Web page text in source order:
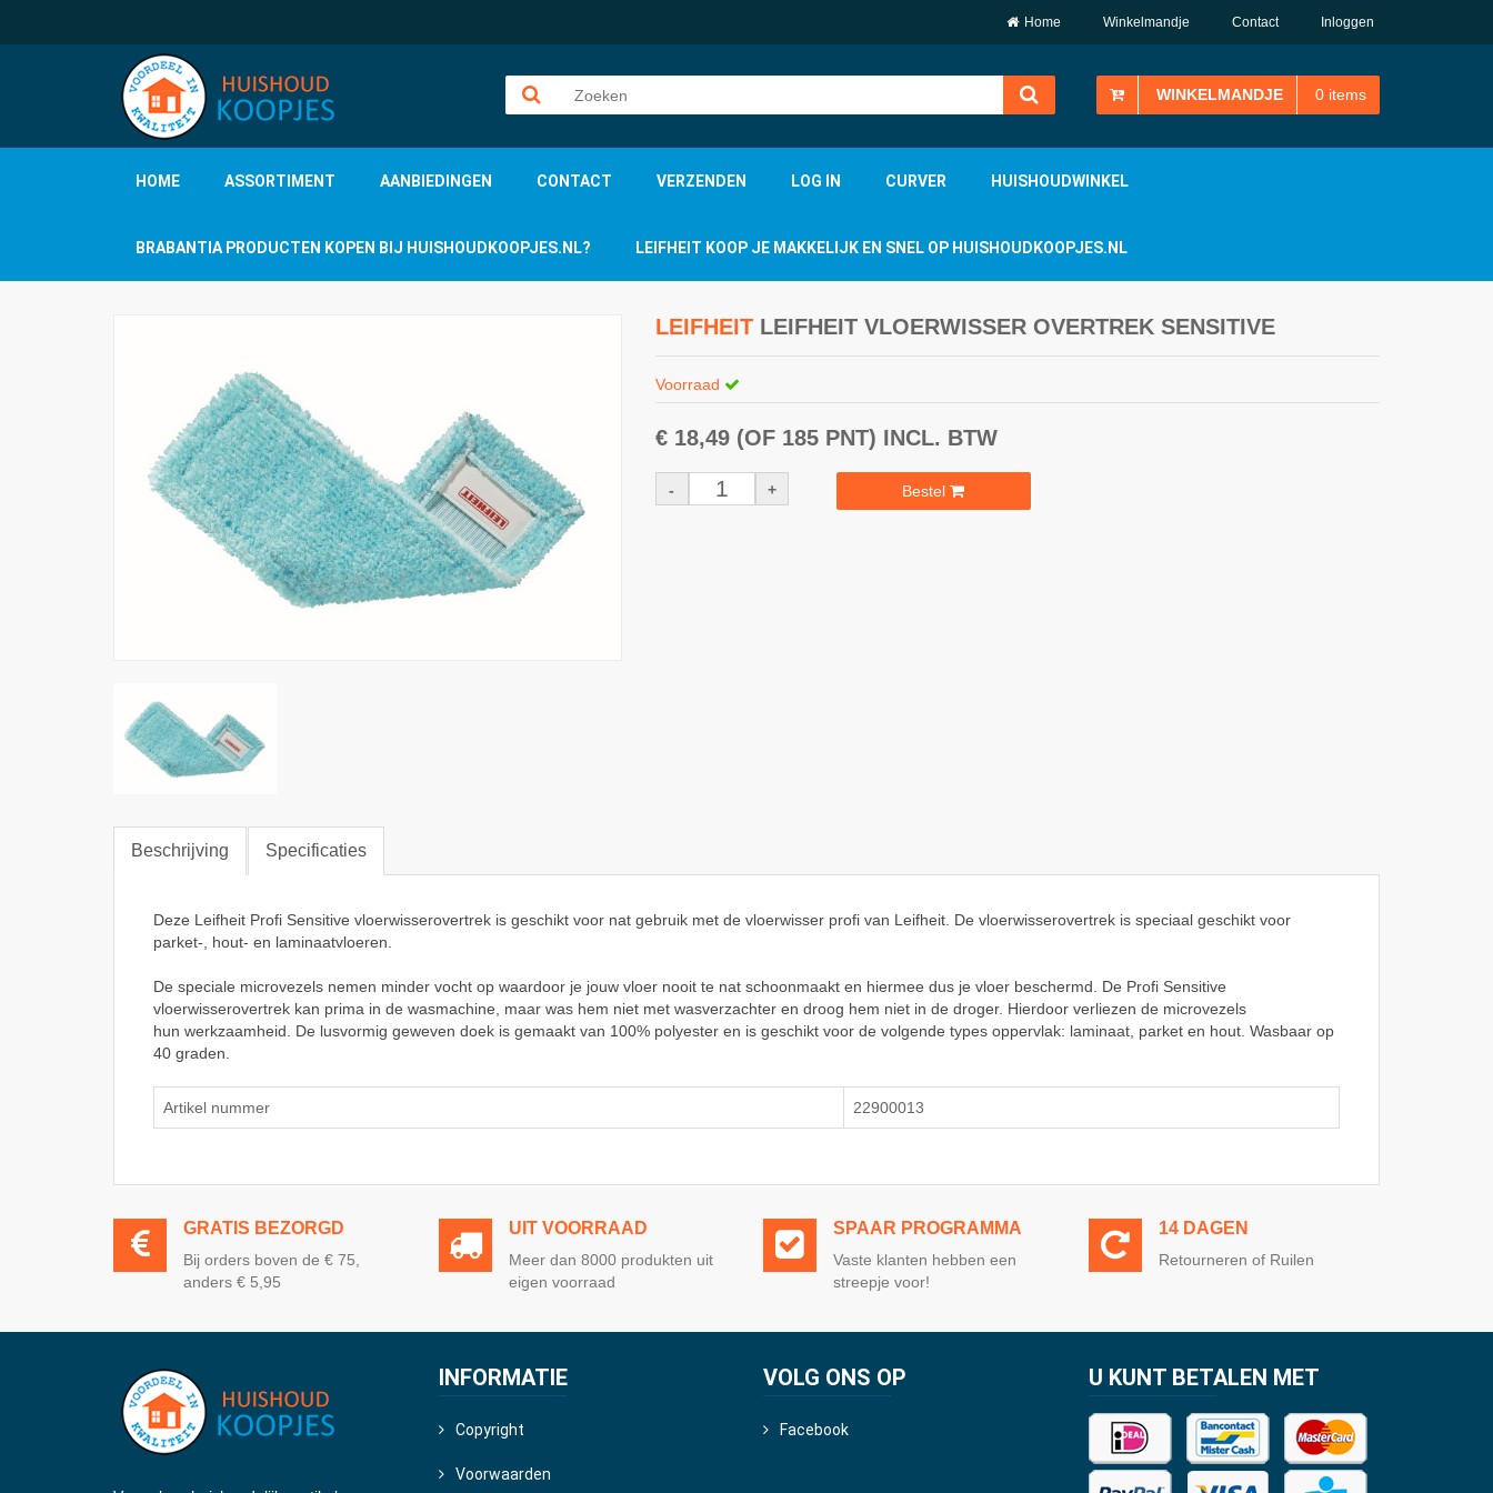
Home Winkelmandje Contact Inloggen
WINKELMANDJE 0 items
HOME ASSORTIMENT AANBIEDINGEN CONTACT VERZENDEN LOG IN CURVER HUISHOUDWINKEL
BRABANTIA PRODUCTEN KOPEN BIJ HUISHOUDKOOPJES.NL? LEIFHEIT KOOP JE MAKKELIJK EN SNEL OP HUISHOUDKOOPJES.NL
LEIFHEITLEIFHEIT VLOERWISSER OVERTREK SENSITIVE
Voorraad
€ 18,49 (OF 185 PNT) INCL. BTW
- + Bestel
Beschrijving Specificaties
Deze Leifheit Profi Sensitive vloerwisserovertrek is geschikt voor nat gebruik met de vloerwisser profi van Leifheit. De vloerwisserovertrek is speciaal geschikt voor
parket-, hout- en laminaatvloeren.
De speciale microvezels nemen minder vocht op waardoor je jouw vloer nooit te nat schoonmaakt en hiermee dus je vloer beschermd. De Profi Sensitive
vloerwisserovertrek kan prima in de wasmachine, maar was hem niet met wasverzachter en droog hem niet in de droger. Hierdoor verliezen de microvezels
hun werkzaamheid. De lusvormig geweven doek is gemaakt van 100% polyester en is geschikt voor de volgende types oppervlak: laminaat, parket en hout. Wasbaar op
40 graden.
Artikel nummer 22900013
GRATIS BEZORGD
Bij orders boven de € 75,
anders € 5,95
UIT VOORRAAD
Meer dan 8000 produkten uit
eigen voorraad
SPAAR PROGRAMMA
Vaste klanten hebben een
streepje voor!
14 DAGEN
Retourneren of Ruilen
INFORMATIE
Copyright
Voorwaarden
VOLG ONS OP
Facebook
U KUNT BETALEN MET